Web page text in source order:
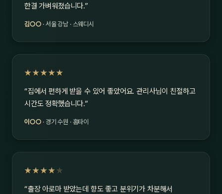
한결 가벼워졌습니다.”
김○○ · 서울 강남 · 스웨디시
★★★★★
“집에서 편하게 받을 수 있어 좋았어요. 관리사님이 친절하고
시간도 정확했습니다.”
이○○ · 경기 수원 · 홈타이
★★★★ ★
“출장 아로마 받았는데 향도 좋고 분위기가 차분해서